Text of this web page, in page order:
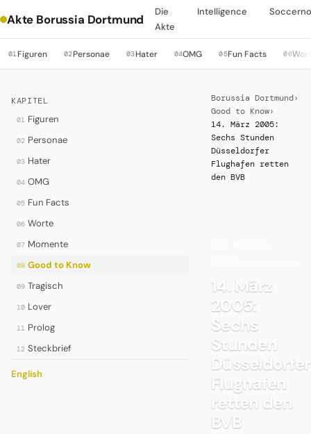
Akte Borussia Dortmund
Die
Akte
Intelligence
01Figuren 02Personae 03Hater 04OMG 05Fun Facts 06
KAPITEL
01 Figuren
02 Personae
03 Hater
04 OMG
05 Fun Facts
06 Worte
07 Momente
08 Good to Know
09 Tragisch
10 Lover
11 Prolog
12 Steckbrief
English
Borussia Dortmund›
Good to Know›
14. März 2005:
Sechs Stunden
Düsseldorfer
Flughafen retten
den BVB
14. März
2005:
Sechs
Stunden
Düsseldorfer
Flughafen
retten den
BVB